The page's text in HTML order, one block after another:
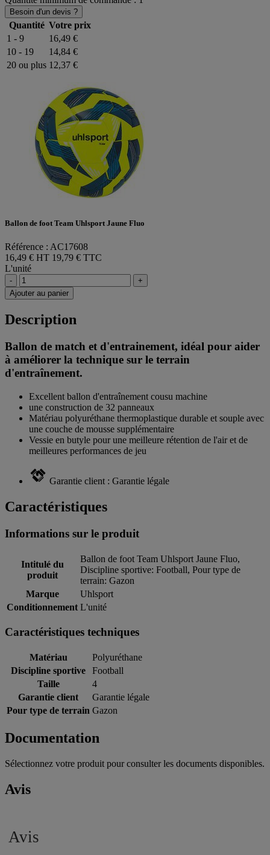
Besoin d'un devis ?
Quantité Votre prix
1 - 9
16,49 €
10 - 19
14,84 €
20 ou plus 12,37 €
Ballon de foot Team Uhlsport Jaune Fluo
Référence : AC17608
16,49 € HT 19,79 € TTC
L'unité
-
+
Ajouter au panier
Description
Ballon de match et d'entrainement, idéal pour aider
à améliorer la technique sur le terrain
d'entraînement.
Excellent ballon d'entraînement cousu machine
une construction de 32 panneaux
Matériau polyuréthane thermoplastique durable et souple avec
une couche de mousse supplémentaire
Vessie en butyle pour une meilleure rétention de l'air et de
meilleures performances de jeu
Garantie client : Garantie légale
Caractéristiques
Informations sur le produit
Intitulé du
produit
Ballon de foot Team Uhlsport Jaune Fluo,
Discipline sportive: Football, Pour type de
terrain: Gazon
Marque
Uhlsport
Conditionnement L'unité
Caractéristiques techniques
Matériau
Polyuréthane
Discipline sportive
Football
Taille
4
Garantie client
Garantie légale
Pour type de terrain Gazon
Documentation
Sélectionnez votre produit pour consulter les documents disponibles.
Avis